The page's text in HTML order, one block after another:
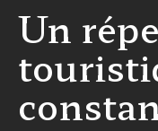
Un